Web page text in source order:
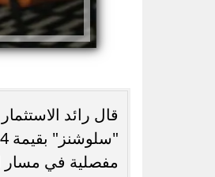
قال رائد
مفصلية في مسار